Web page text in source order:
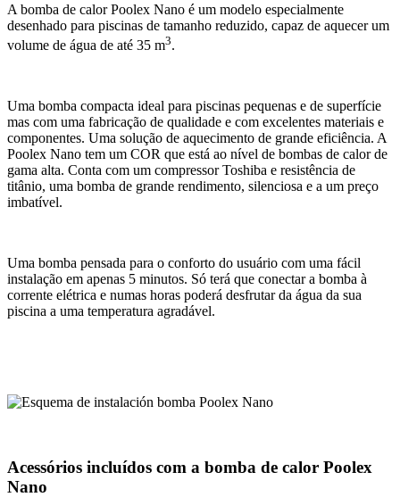
A bomba de calor Poolex Nano é um modelo especialmente
desenhado para piscinas de tamanho reduzido, capaz de aquecer um
volume de água de até 35 m3.
Uma bomba compacta ideal para piscinas pequenas e de superfície
mas com uma fabricação de qualidade e com excelentes materiais e
componentes. Uma solução de aquecimento de grande eficiência. A
Poolex Nano tem um COR que está ao nível de bombas de calor de
gama alta. Conta com um compressor Toshiba e resistência de
titânio, uma bomba de grande rendimento, silenciosa e a um preço
imbatível.
Uma bomba pensada para o conforto do usuário com uma fácil
instalação em apenas 5 minutos. Só terá que conectar a bomba à
corrente elétrica e numas horas poderá desfrutar da água da sua
piscina a uma temperatura agradável.
Acessórios incluídos com a bomba de calor Poolex
Nano